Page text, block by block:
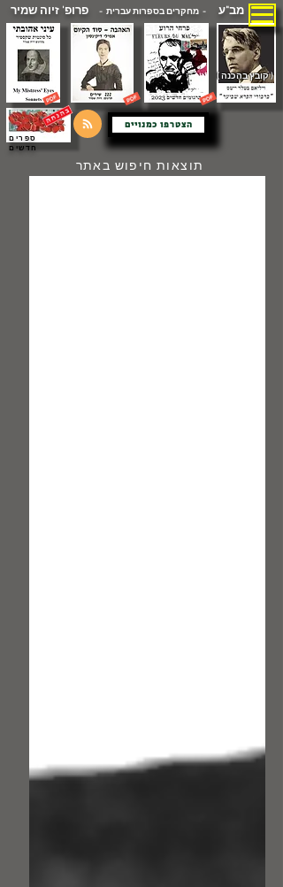
מב"ע - מחקרים בספרות עברית -פרופ' זיוה שמיר
( קובץ בהכנה )
הצטרפו כמנויים
ספרים
חדשים
תוצאות חיפוש באתר